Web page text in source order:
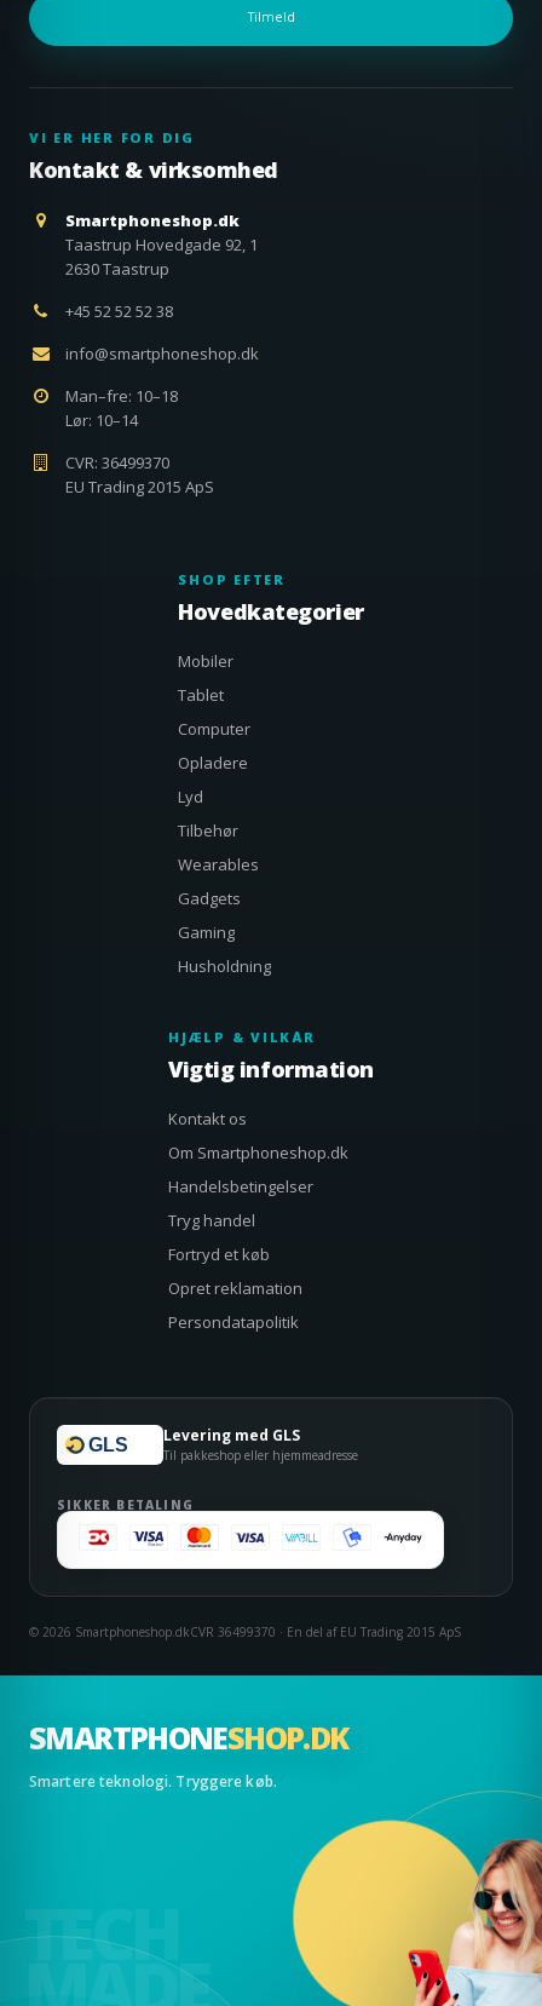
SMARTPHONESHOP.DK
Smartere teknologi. Tryggere køb.
TECH
Tilmeld
VI ER HER FOR DIG
Kontakt & virksomhed
Smartphoneshop.dk
Taastrup Hovedgade 92, 1
2630 Taastrup
+45 52 52 52 38
info@smartphoneshop.dk
Man–fre: 10–18
Lør: 10–14
CVR: 36499370
EU Trading 2015 ApS
SHOP EFTER
Hovedkategorier
Mobiler
Tablet
Computer
Opladere
Lyd
Tilbehør
Wearables
Gadgets
Gaming
Husholdning
HJÆLP & VILKÅR
Vigtig information
Kontakt os
Om Smartphoneshop.dk
Handelsbetingelser
Tryg handel
Fortryd et køb
Opret reklamation
Persondatapolitik
GLS Levering med GLS
Til pakkeshop eller hjemmeadresse
SIKKER BETALING
© 2026 Smartphoneshop.dkCVR 36499370 · En del af EU Trading 2015 ApS